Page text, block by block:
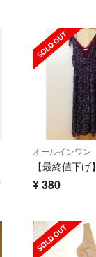
オールインワン
¥380